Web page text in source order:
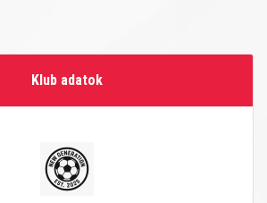
Klub adatok